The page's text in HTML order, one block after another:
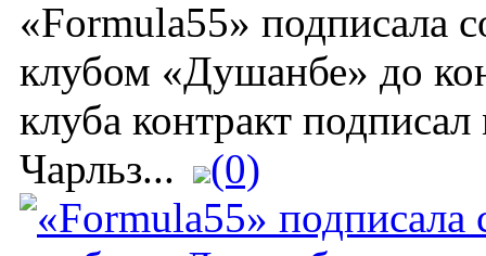
«Formula55» подписала
клубом «Душанбе» до
клуба контракт
Чарльз...
(0)